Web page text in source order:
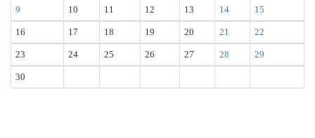
9 10 11 12 13 14 15
16 17 18 19 20 21 22
23 24 25 26 27 28 29
30